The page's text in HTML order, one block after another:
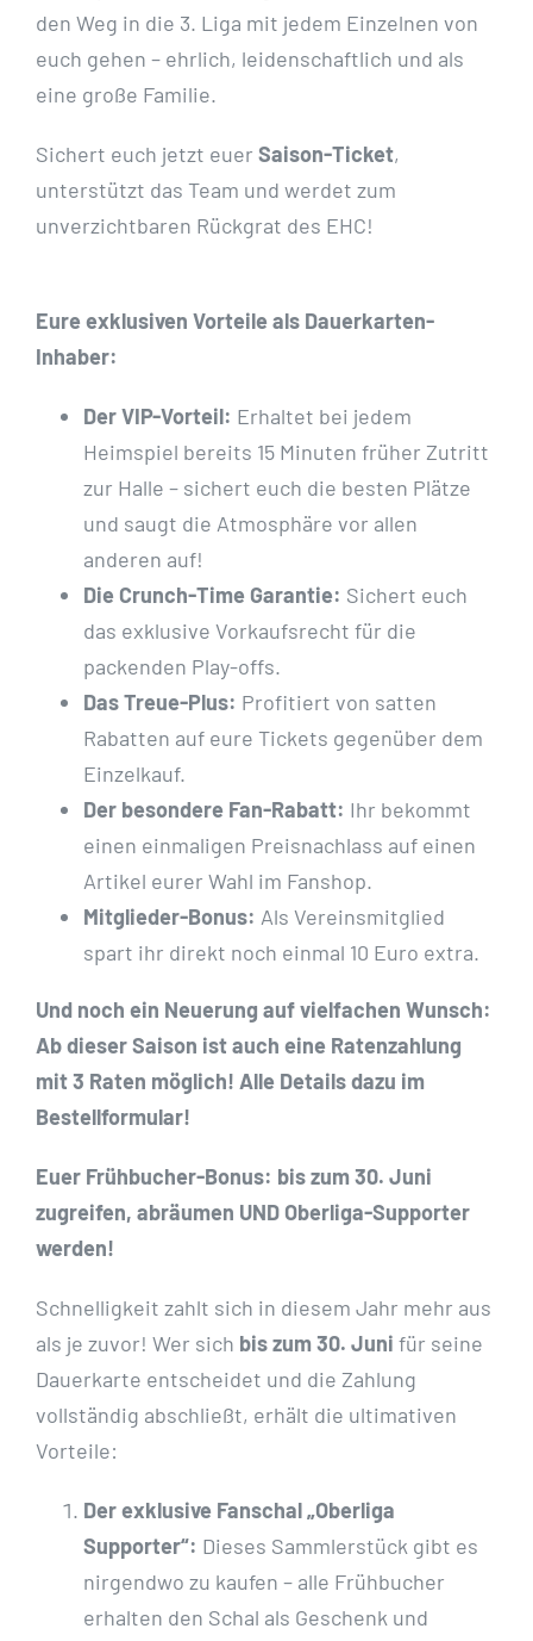
den Weg in die 3. Liga mit jedem Einzelnen von
euch gehen – ehrlich, leidenschaftlich und als
eine große Familie.
Sichert euch jetzt euer Saison-Ticket,
unterstützt das Team und werdet zum
unverzichtbaren Rückgrat des EHC!
Eure exklusiven Vorteile als Dauerkarten-
Inhaber:
Der VIP-Vorteil: Erhaltet bei jedem
Heimspiel bereits 15 Minuten früher Zutritt
zur Halle – sichert euch die besten Plätze
und saugt die Atmosphäre vor allen
anderen auf!
Die Crunch-Time Garantie: Sichert euch
das exklusive Vorkaufsrecht für die
packenden Play-offs.
Das Treue-Plus: Profitiert von satten
Rabatten auf eure Tickets gegenüber dem
Einzelkauf.
Der besondere Fan-Rabatt: Ihr bekommt
einen einmaligen Preisnachlass auf einen
Artikel eurer Wahl im Fanshop.
Mitglieder-Bonus: Als Vereinsmitglied
spart ihr direkt noch einmal 10 Euro extra.
Und noch ein Neuerung auf vielfachen Wunsch:
Ab dieser Saison ist auch eine Ratenzahlung
mit 3 Raten möglich! Alle Details dazu im
Bestellformular!
Euer Frühbucher-Bonus: bis zum 30. Juni
zugreifen, abräumen UND Oberliga-Supporter
werden!
Schnelligkeit zahlt sich in diesem Jahr mehr aus
als je zuvor! Wer sich bis zum 30. Juni für seine
Dauerkarte entscheidet und die Zahlung
vollständig abschließt, erhält die ultimativen
Vorteile:
Der exklusive Fanschal „Oberliga
Supporter“: Dieses Sammlerstück gibt es
nirgendwo zu kaufen – alle Frühbucher
erhalten den Schal als Geschenk und